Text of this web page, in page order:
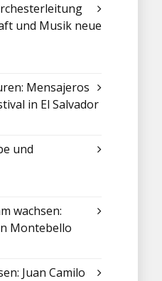
und Musik neue
Mensajeros
in El Salvador
und
wachsen:
Montebello
Juan Camilo